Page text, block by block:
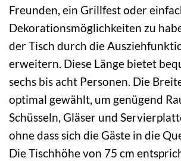
Freunden, ein Grillfest oder
Dekorationsmöglichkeiten zu
der Tisch durch die
erweitern. Diese Länge bietet
sechs bis acht Personen. Die
optimal gewählt, um genügend
Schüsseln, Gläser und
ohne dass sich die Gäste in die
Die Tischhöhe von 75 cm